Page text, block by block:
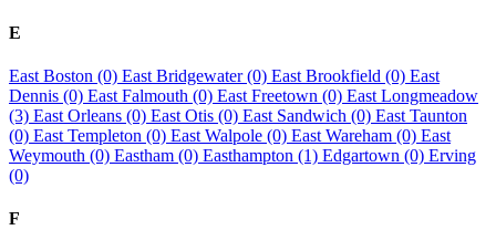
E
East Boston (0) East Bridgewater (0) East Brookfield (0) East
Dennis (0) East Falmouth (0) East Freetown (0) East Longmeadow
(3) East Orleans (0) East Otis (0) East Sandwich (0) East Taunton
(0) East Templeton (0) East Walpole (0) East Wareham (0) East
Weymouth (0) Eastham (0) Easthampton (1) Edgartown (0) Erving
(0)
F